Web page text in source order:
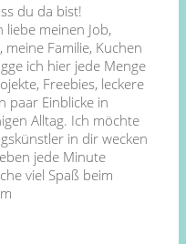
du da bist!
liebe meinen Job,
Familie, Kuchen
ich hier jede Menge
Freebies, leckere
paar Einblicke in
Alltag. Ich möchte
in dir wecken
jede Minute
viel Spaß beim